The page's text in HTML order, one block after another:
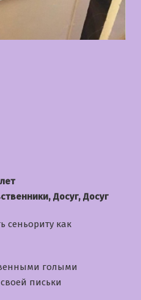
Досуг, Досуг
сеньориту как
голыми
письки